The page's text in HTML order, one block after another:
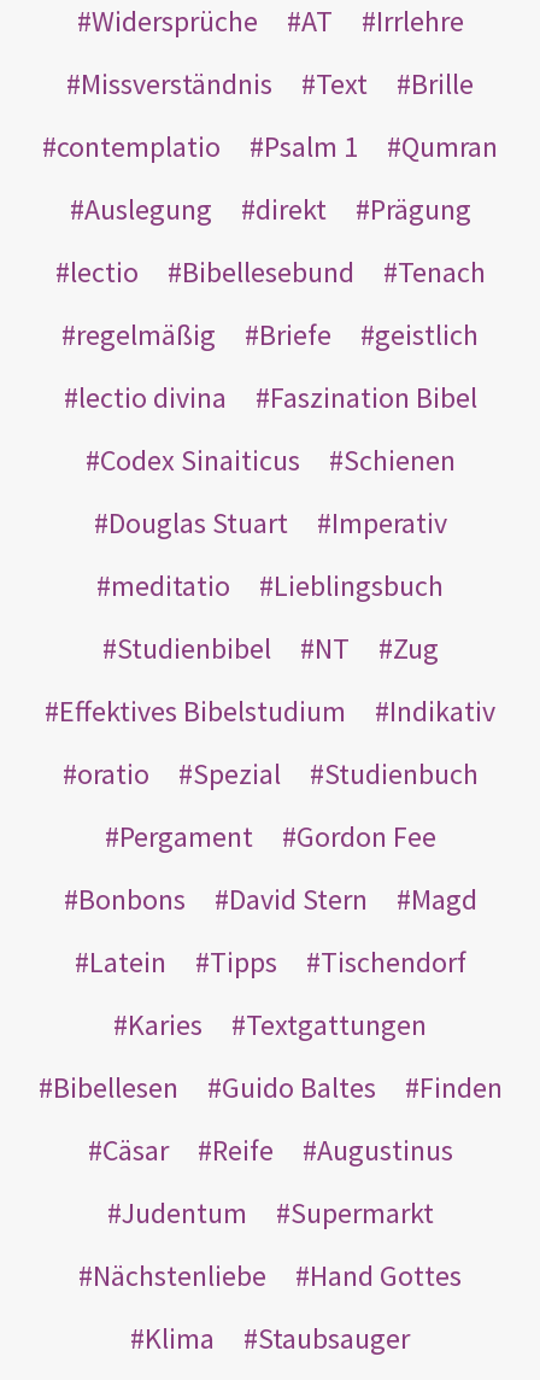
Widersprüche
AT
Irrlehre
Missverständnis
Text
Brille
contemplatio
Psalm 1
Qumran
Auslegung
direkt
Prägung
lectio
Bibellesebund
Tenach
regelmäßig
Briefe
geistlich
lectio divina
Faszination Bibel
Codex Sinaiticus
Schienen
Douglas Stuart
Imperativ
meditatio
Lieblingsbuch
Studienbibel
NT
Zug
Effektives Bibelstudium
Indikativ
oratio
Spezial
Studienbuch
Pergament
Gordon Fee
Bonbons
David Stern
Magd
Latein
Tipps
Tischendorf
Karies
Textgattungen
Bibellesen
Guido Baltes
Finden
Cäsar
Reife
Augustinus
Judentum
Supermarkt
Nächstenliebe
Hand Gottes
Klima
Staubsauger